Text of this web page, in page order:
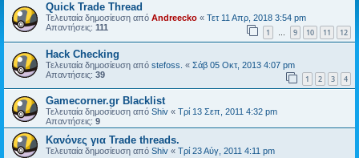
η
Quick Trade Thread
Τελευταία δημοσίευση από Andreecko « Τετ 11 Απρ, 2018 3:54 pm
Απαντήσεις: 111 1 … 9 10 11 12
Hack Checking
Τελευταία δημοσίευση από stefoss. « Σάβ 05 Οκτ, 2013 4:07 pm
Απαντήσεις: 39 1 2 3 4
Gamecorner.gr Blacklist
Τελευταία δημοσίευση από Shiv « Τρί 13 Σεπ, 2011 4:32 pm
Απαντήσεις: 9
Κανόνες για Trade threads.
Τελευταία δημοσίευση από Shiv « Τρί 23 Αύγ, 2011 4:11 pm